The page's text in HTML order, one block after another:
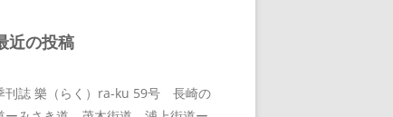
近の投稿
刊誌 樂（らく）ra-ku 59号 長崎の